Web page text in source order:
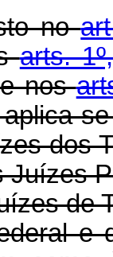
no
arts.
nos
se
dos
de
e